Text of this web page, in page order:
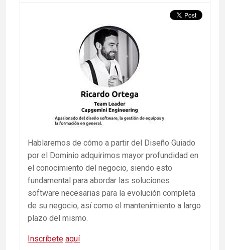
Hablaremos de cómo a partir del Diseño Guiado
por el Dominio adquirimos mayor profundidad en
el conocimiento del negocio, siendo esto
fundamental para abordar las soluciones
software necesarias para la evolución completa
de su negocio, así como el mantenimiento a largo
plazo del mismo.
Inscríbete aquí